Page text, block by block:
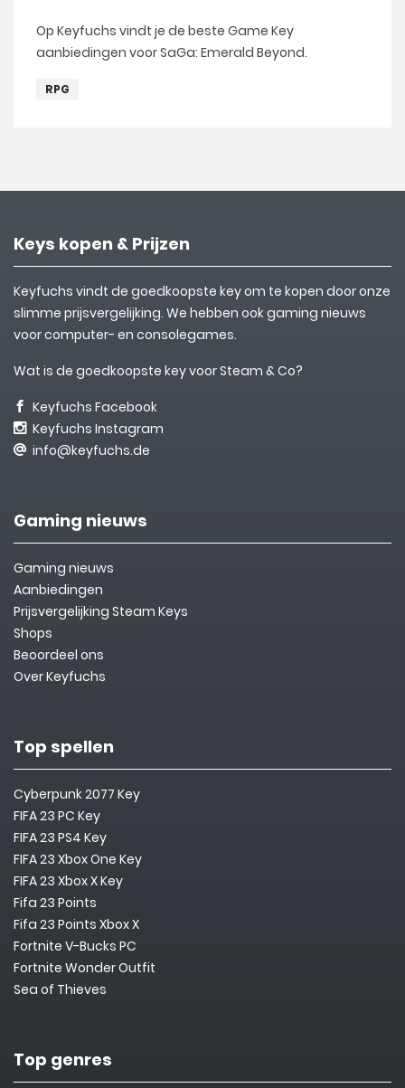
Op Keyfuchs vindt je de beste Game Key
aanbiedingen voor SaGa: Emerald Beyond.
RPG
Keys kopen & Prijzen
Keyfuchs vindt de goedkoopste key om te kopen door onze
slimme prijsvergelijking. We hebben ook gaming nieuws
voor computer- en consolegames.
Wat is de goedkoopste key voor Steam & Co?
Keyfuchs Facebook
Keyfuchs Instagram
info@keyfuchs.de
Gaming nieuws
Gaming nieuws
Aanbiedingen
Prijsvergelijking Steam Keys
Shops
Beoordeel ons
Over Keyfuchs
Top spellen
Cyberpunk 2077 Key
FIFA 23 PC Key
FIFA 23 PS4 Key
FIFA 23 Xbox One Key
FIFA 23 Xbox X Key
Fifa 23 Points
Fifa 23 Points Xbox X
Fortnite V-Bucks PC
Fortnite Wonder Outfit
Sea of Thieves
Top genres